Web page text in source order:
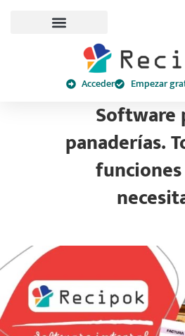
Acceder Empezar
Software
panaderías.